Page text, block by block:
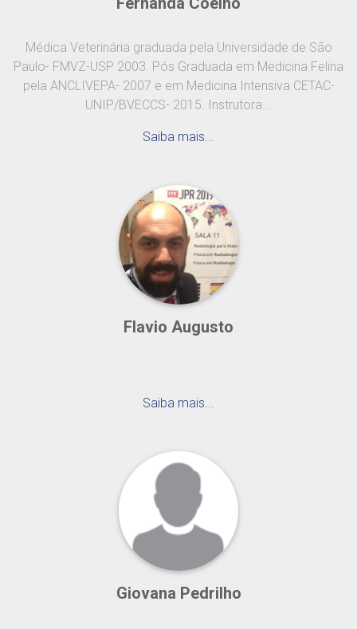
Médica Veterinária graduada pela Universidade de São
Paulo- FMVZ-USP 2003. Pós Graduada em Medicina Felina
pela ANCLIVEPA- 2007 e em Medicina Intensiva CETAC-
UNIP/BVECCS- 2015. Instrutora...
Saiba mais...
Flavio Augusto
Saiba mais...
Giovana Pedrilho